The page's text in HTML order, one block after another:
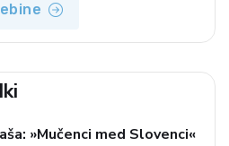
»Mučenci med Slovenci«